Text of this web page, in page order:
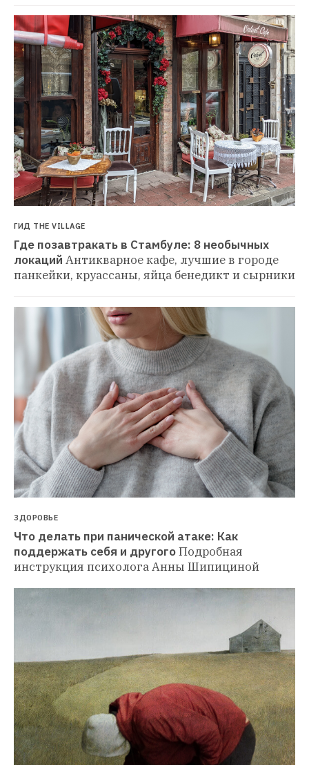
ГИД THE VILLAGE
Где позавтракать в Стамбуле: 8 необычных
локаций Антикварное кафе, лучшие в городе
панкейки, круассаны, яйца бенедикт и сырники
ЗДОРОВЬЕ
Что делать при панической атаке: Как
поддержать себя и другогоПодробная
инструкция психолога Анны Шипициной